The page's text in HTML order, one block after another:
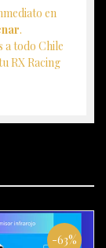
en
.
a todo Chile
RX Racing
-63%